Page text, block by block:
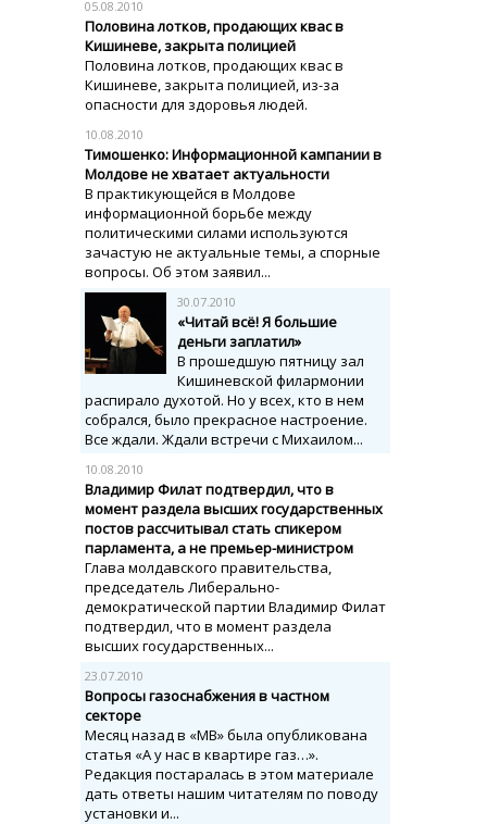
05.08.2010
Половина лотков, продающих квас в
Кишиневе, закрыта полицией
Половина лотков, продающих квас в
Кишиневе, закрыта полицией, из-за
опасности для здоровья людей.
10.08.2010
Тимошенко: Информационной кампании в
Молдове не хватает актуальности
В практикующейся в Молдове
информационной борьбе между
политическими силами используются
зачастую не актуальные темы, а спорные
вопросы. Об этом заявил...
30.07.2010
«Читай всё! Я большие
деньги заплатил»
В прошедшую пятницу зал
Кишиневской филармонии
распирало духотой. Но у всех, кто в нем
собрался, было прекрасное настроение.
Все ждали. Ждали встречи с Михаилом...
10.08.2010
Владимир Филат подтвердил, что в
момент раздела высших государственных
постов рассчитывал стать спикером
парламента, а не премьер-министром
Глава молдавского правительства,
председатель Либерально-
демократической партии Владимир Филат
подтвердил, что в момент раздела
высших государственных...
23.07.2010
Вопросы газоснабжения в частном
секторе
Месяц назад в «МВ» была опубликована
статья «А у нас в квартире газ…».
Редакция постаралась в этом материале
дать ответы нашим читателям по поводу
установки и...